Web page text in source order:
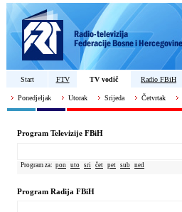
Start FTV TV vodič Radio FBiH
Ponedjeljak Utorak Srijeda Četvrtak
Program Televizije FBiH
Program za: pon uto sri čet pet sub ned
Program Radija FBiH